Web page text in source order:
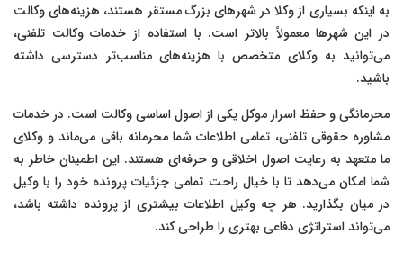
به اینکه بسیاری از وکلا در شهرهای بزرگ مستقر هستند، هزینه‌های وکالت
در این شهرها معمولاً بالاتر است. با استفاده از خدمات وکالت تلفنی،
می‌توانید به وکلای متخصص با هزینه‌های مناسب‌تر دسترسی داشته
باشید.
محرمانگی و حفظ اسرار موکل یکی از اصول اساسی وکالت است. در خدمات
مشاوره حقوقی تلفنی، تمامی اطلاعات شما محرمانه باقی می‌ماند و وکلای
ما متعهد به رعایت اصول اخلاقی و حرفه‌ای هستند. این اطمینان خاطر به
شما امکان می‌دهد تا با خیال راحت تمامی جزئیات پرونده خود را با وکیل
در میان بگذارید. هر چه وکیل اطلاعات بیشتری از پرونده داشته باشد،
می‌تواند استراتژی دفاعی بهتری را طراحی کند.